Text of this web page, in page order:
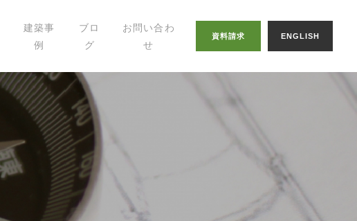
建築事
例
ブロ
グ
幸せの家づくりの
八納ブログ
スタッフグログ
お問い合わ
せ
資料請求 ENGLISH